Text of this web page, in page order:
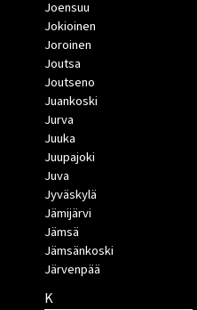
Joensuu
Jokioinen
Joroinen
Joutsa
Joutseno
Juankoski
Jurva
Juuka
Juupajoki
Juva
Jyväskylä
Jämijärvi
Jämsä
Jämsänkoski
Järvenpää
K